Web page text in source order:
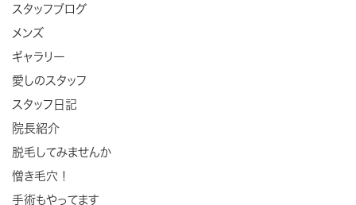
スタッフブログ
メンズ
ギャラリー
愛しのスタッフ
スタッフ日記
院長紹介
脱毛してみませんか
憎き毛穴！
手術もやってます